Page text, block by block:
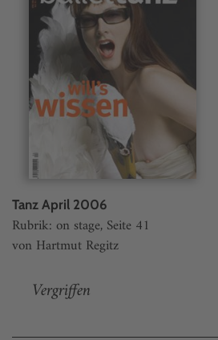
Tanz April 2006
Rubrik: on stage, Seite 41
von Hartmut Regitz
Vergriffen